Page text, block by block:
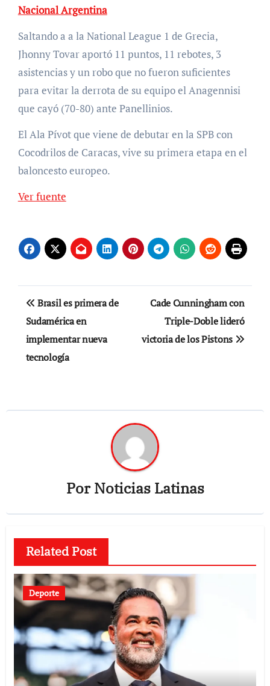
Nacional Argentina
Saltando a a la National League 1 de Grecia,
Jhonny Tovar aportó 11 puntos, 11 rebotes, 3
asistencias y un robo que no fueron suficientes
para evitar la derrota de su equipo el Anagennisi
que cayó (70-80) ante Panellinios.
El Ala Pívot que viene de debutar en la SPB con
Cocodrilos de Caracas, vive su primera etapa en el
baloncesto europeo.
Ver fuente
Navegación
de
entradas
Brasil es primera de
Sudamérica en
implementar nueva
tecnología
Cade Cunningham con
Triple-Doble lideró
victoria de los Pistons
PorNoticias Latinas
Related Post
Deporte